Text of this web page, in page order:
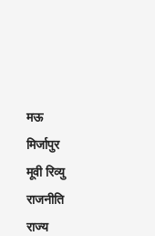
मऊ
मिर्जापुर
मूवी रिव्यु
राजनीति
राज्य